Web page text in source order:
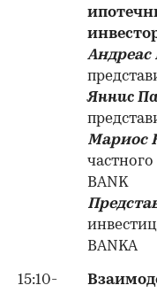
Андреас
Яннис
Мариос
BANK
BANKA
15:10-